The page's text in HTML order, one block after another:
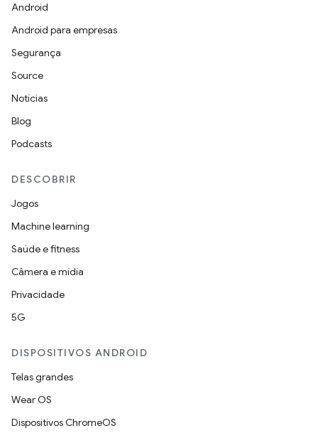
Android
Android para empresas
Segurança
Source
Notícias
Blog
Podcasts
DESCOBRIR
Jogos
Machine learning
Saúde e fitness
Câmera e mídia
Privacidade
5G
DISPOSITIVOS ANDROID
Telas grandes
Wear OS
Dispositivos ChromeOS